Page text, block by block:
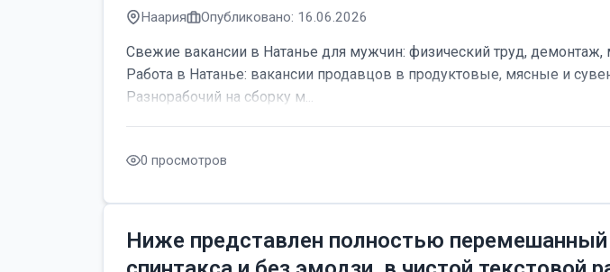
Наария Опубликовано: 16.06.2026
Свежие вакансии в Натанье для мужчин: физический труд, демонтаж,
Работа в Натанье: вакансии продавцов в продуктовые, мясные и
Разнорабочий на сборку м...
0 просмотров
Ниже представлен полностью перемешанный